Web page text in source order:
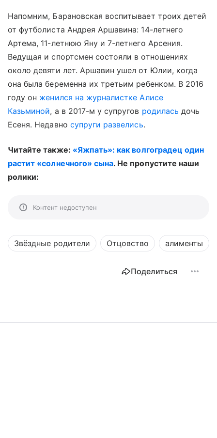
Напомним, Барановская воспитывает троих детей
от футболиста Андрея Аршавина: 14-летнего
Артема, 11-летнюю Яну и 7-летнего Арсения.
Ведущая и спортсмен состояли в отношениях
около девяти лет. Аршавин ушел от Юлии, когда
она была беременна их третьим ребенком. В 2016
году он женился на журналистке Алисе
Казьминой, а в 2017-м у супругов родилась дочь
Есеня. Недавно супруги развелись.
Читайте также: «Яжпать»: как волгоградец один
растит «солнечного» сына. Не пропустите наши
ролики:
Контент недоступен
Звёздные родители Отцовство алименты
Поделиться